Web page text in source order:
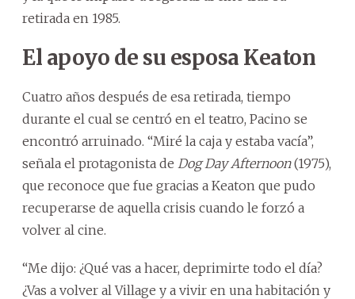
retirada en 1985.
El apoyo de su esposa Keaton
Cuatro años después de esa retirada, tiempo
durante el cual se centró en el teatro, Pacino se
encontró arruinado. “Miré la caja y estaba vacía”,
señala el protagonista de Dog Day Afternoon(1975),
que reconoce que fue gracias a Keaton que pudo
recuperarse de aquella crisis cuando le forzó a
volver al cine.
“Me dijo: ¿Qué vas a hacer, deprimirte todo el día?
¿Vas a volver al Village y a vivir en una habitación y